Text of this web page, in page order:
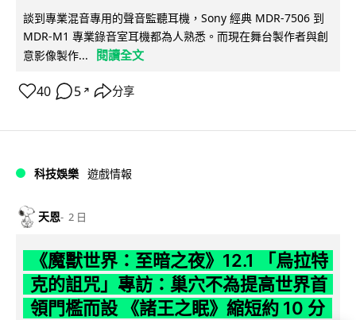
談到專業混音專用的聲音監聽耳機，Sony 經典 MDR-7506 到
MDR-M1 專業錄音室耳機都為人熟悉。而現在舞台製作者與創
意影像製作...
閱讀全文
40 5 ↗ 分享
科技娛樂 遊戲情報
天恩 2 日
《魔獸世界：至暗之夜》12.1 「烏拉特
克的詛咒」專訪：巢穴不為提高世界首
領門檻而設 《諸王之眠》縮短約 10 分